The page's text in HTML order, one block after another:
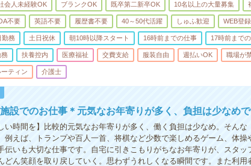
会人未経験OK ブランクOK 既卒第二新卒OK 10名以上の大量募集
不要 英語不要 履歴書不要 40～50代活躍 しゅふ歓迎 WEB登
勤務 土日祝休 朝10時以降スタート 16時前までの仕事 17時前まで
扶養控内 医療福祉 交費支給 服装自由 週払いOK 職場が
ーティン 介護士
設でのお仕事＊元気なお年寄りが多く、負担は少なめで
い時間を】比較的元気なお年寄りが多く、働く負担は少なめ。そんな
例えば、トランプや百人一首、将棋など少数で楽しめるゲーム、体操
伝いも大切な仕事です。自宅に引きこもりがちなお年寄りが、スタッ
どん笑顔を取り戻していく。思わずうれしくなる瞬間です。また利用